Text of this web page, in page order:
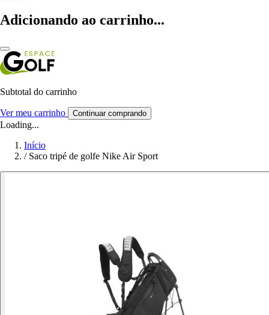
Adicionando ao carrinho...
Subtotal do carrinho
Ver meu carrinho Continuar comprando
Loading...
Início
/ Saco tripé de golfe Nike Air Sport